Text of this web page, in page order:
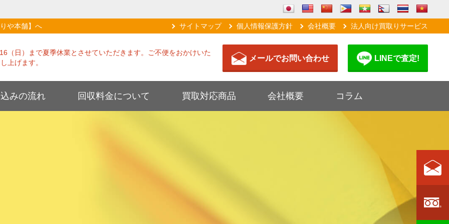
や本舗】へ サイトマップ 個人情報保護方針 会社概要 法人向け買取りサービス
（日）まで夏季休業とさせていただきます。ご不便をおかけいた
上げます。
メールでお問い合わせ LINEで査定!
みの流れ 回収料金について 買取対応商品 会社概要 コラム